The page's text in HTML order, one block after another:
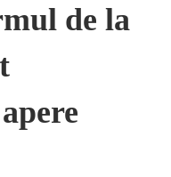
de la